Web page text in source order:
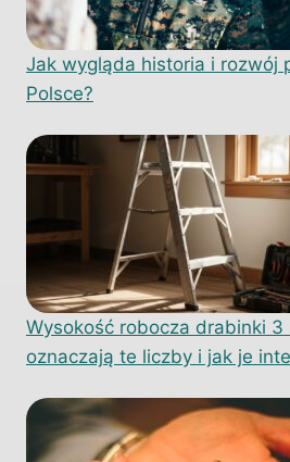
Jak wygląda historia i rozwój
Polsce?
Wysokość robocza drabinki 3
oznaczają te liczby i jak je